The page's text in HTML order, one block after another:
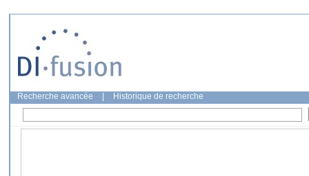
Recherche avancée Historique de recherche